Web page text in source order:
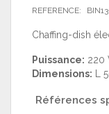
REFERENCE:
Chaffing-dish
Puissance: 220
Dimensions: L
Références